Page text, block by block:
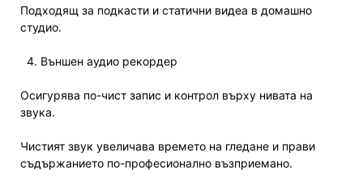
Подходящ за подкасти и статични видеа в домашно
студио.
Външен аудио рекордер
Осигурява по-чист запис и контрол върху нивата на
звука.
Чистият звук увеличава времето на гледане и прави
съдържанието по-професионално възприемано.